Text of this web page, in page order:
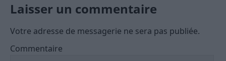
Laisser un commentaire
Votre adresse de messagerie ne sera pas publiée.
Commentaire